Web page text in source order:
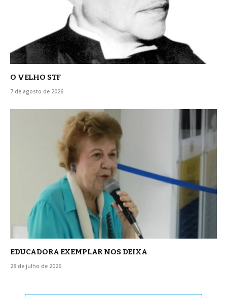
O VELHO STF
7 de agosto de 2026
EDUCADORA EXEMPLAR NOS DEIXA
28 de julho de 2026